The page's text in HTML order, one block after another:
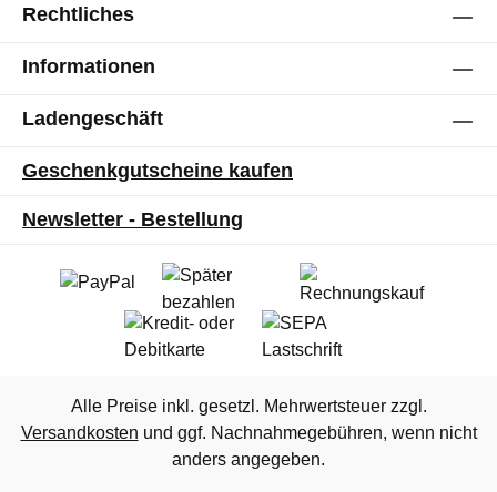
Rechtliches
Informationen
Ladengeschäft
Geschenkgutscheine kaufen
Newsletter - Bestellung
Alle Preise inkl. gesetzl. Mehrwertsteuer zzgl.
Versandkosten und ggf. Nachnahmegebühren, wenn nicht
anders angegeben.